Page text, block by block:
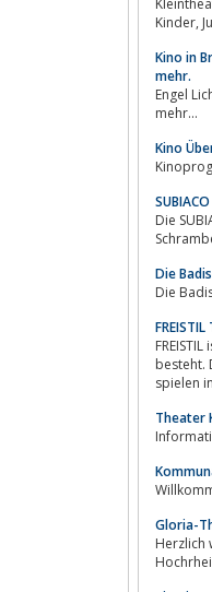
Kino in
mehr.
Engel Lichtspiele, Breisach, Aktuelles Kinoprogramm, Kino,
mehr...
Kino
Die
Die
FREISTIL ist
besteht.
spielen
Theater
Gloria-
Herzlich